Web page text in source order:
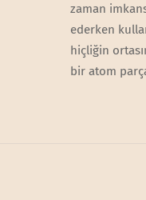
zaman
ederken
hiçliğin
bir atom